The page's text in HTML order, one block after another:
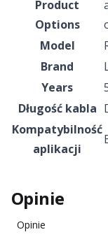
Product
Options
Model
Brand
Years
Długość kabla
Kompatybilność
aplikacji
Opinie
Opinie